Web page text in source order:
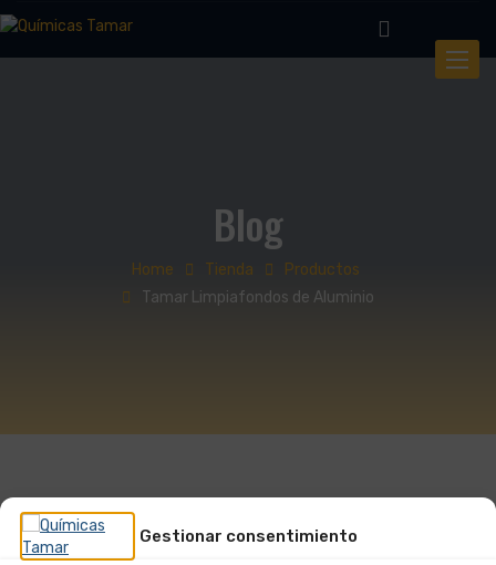
Gestionar consentimiento
Blog
Home Tienda
Productos
Tamar Limpiafondos de Aluminio